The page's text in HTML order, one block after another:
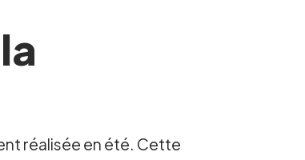
réalisée en été. Cette